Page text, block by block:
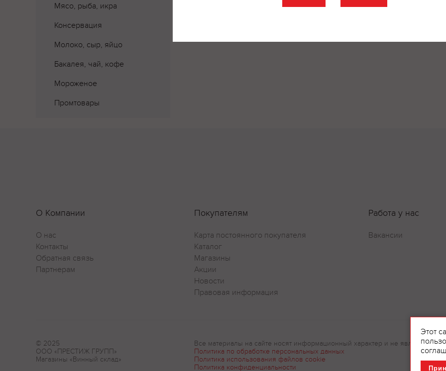
Мясо, рыба, икра
Консервация
Молоко, сыр, яйцо
Бакалея, чай, кофе
Мороженое
Промтовары
О Компании
О нас
Контакты
Обратная связь
Партнерам
Покупателям
Карта постоянного покупателя
Каталог
Магазины
Акции
Новости
Правовая информация
Работа у нас
Вакансии
© 2025
ООО «ПРЕСТИЖ ГРУПП»
Магазины «Винный склад»
Все материалы на сайте носят информационный характер и не являются
Политика по обработке персональных данных
Политика использования файлов cookie
Политика конфиденциальности
Этот